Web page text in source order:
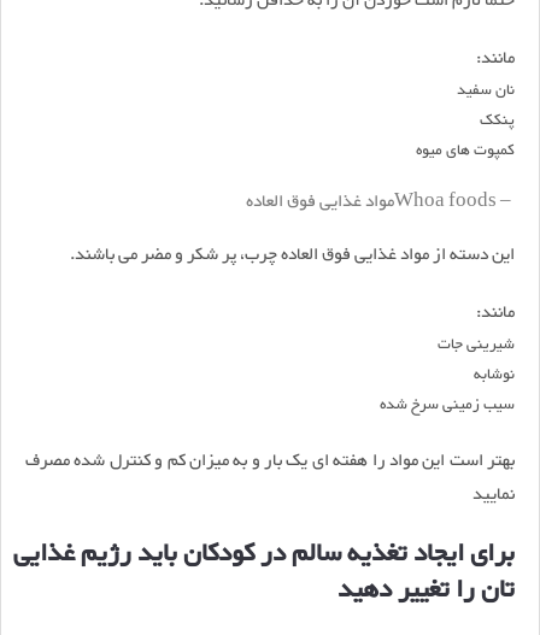
مانند:
نان سفید
پنکک
کمپوت های میوه
Whoa foods –مواد غذایی فوق العاده
این دسته از مواد غذایی فوق العاده چرب، پر شکر و مضر می باشند.
مانند:
شیرینی جات
نوشابه
سیب زمینی سرخ شده
بهتر است این مواد را هفته ای یک بار و به میزان کم و کنترل شده مصرف
نمایید
برای ایجاد تغذیه سالم در کودکان باید رژیم غذایی
تان را تغییر دهید